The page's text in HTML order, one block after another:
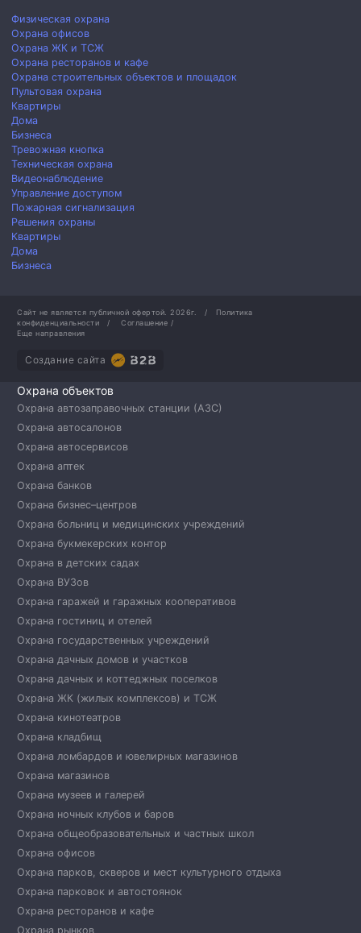
Физическая охрана
Охрана офисов
Охрана ЖК и ТСЖ
Охрана ресторанов и кафе
Охрана строительных объектов и площадок
Пультовая охрана
Квартиры
Дома
Бизнеса
Тревожная кнопка
Техническая охрана
Видеонаблюдение
Управление доступом
Пожарная сигнализация
Решения охраны
Квартиры
Дома
Бизнеса
Сайт не является публичной офертой. 2026г. /
Политика
конфиденциальности
/ Соглашение /
Еще направления
Создание сайта
Охрана объектов
Охрана автозаправочных станции (АЗС)
Охрана автосалонов
Охрана автосервисов
Охрана аптек
Охрана банков
Охрана бизнес–центров
Охрана больниц и медицинских учреждений
Охрана букмекерских контор
Охрана в детских садах
Охрана ВУЗов
Охрана гаражей и гаражных кооперативов
Охрана гостиниц и отелей
Охрана государственных учреждений
Охрана дачных домов и участков
Охрана дачных и коттеджных поселков
Охрана ЖК (жилых комплексов) и ТСЖ
Охрана кинотеатров
Охрана кладбищ
Охрана ломбардов и ювелирных магазинов
Охрана магазинов
Охрана музеев и галерей
Охрана ночных клубов и баров
Охрана общеобразовательных и частных школ
Охрана офисов
Охрана парков, скверов и мест культурного отдыха
Охрана парковок и автостоянок
Охрана ресторанов и кафе
Охрана рынков